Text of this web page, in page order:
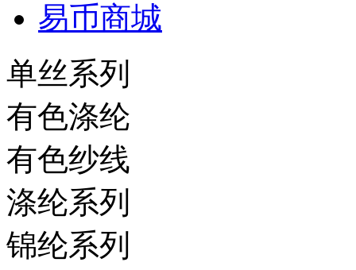
易币商城
单丝系列
有色涤纶
有色纱线
涤纶系列
锦纶系列